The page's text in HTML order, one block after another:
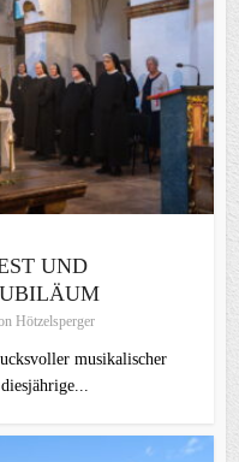
UND
Hötzelsperger
musikalischer